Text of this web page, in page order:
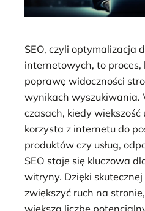
SEO, czyli optymalizacja
internetowych, to proces,
poprawę widoczności
wynikach wyszukiwania.
czasach, kiedy
korzysta z internetu do
produktów czy usług,
SEO staje się kluczowa
witryny. Dzięki
zwiększyć ruch na
większą liczbę